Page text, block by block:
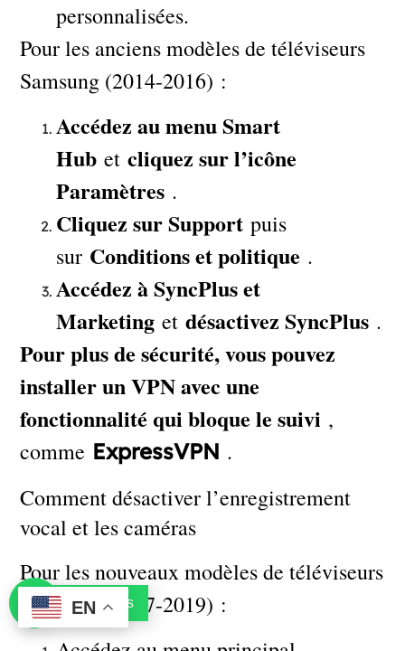
personnalisées.
Pour les anciens modèles de téléviseurs
Samsung (2014-2016) :
Accédez au menu Smart
Hub etcliquez sur l’icône
Paramètres .
Cliquez sur Support puis
sur Conditions et politique .
Accédez à SyncPlus et
Marketing etdésactivez SyncPlus .
Pour plus de sécurité, vous pouvez
installer un VPN avec une
fonctionnalité qui bloque le suivi ,
comme ExpressVPN .
Comment désactiver l’enregistrement
vocal et les caméras
Pour les nouveaux modèles de téléviseurs
Samsung (2017-2019) :
EN
Contact us